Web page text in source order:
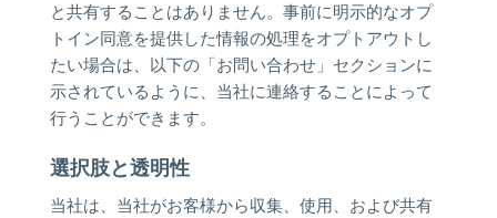
と共有することはありません。事前に明示的なオプ
トイン同意を提供した情報の処理をオプトアウトし
たい場合は、以下の「お問い合わせ」セクションに
示されているように、当社に連絡することによって
行うことができます。
選択肢と透明性
当社は、当社がお客様から収集、使用、および共有